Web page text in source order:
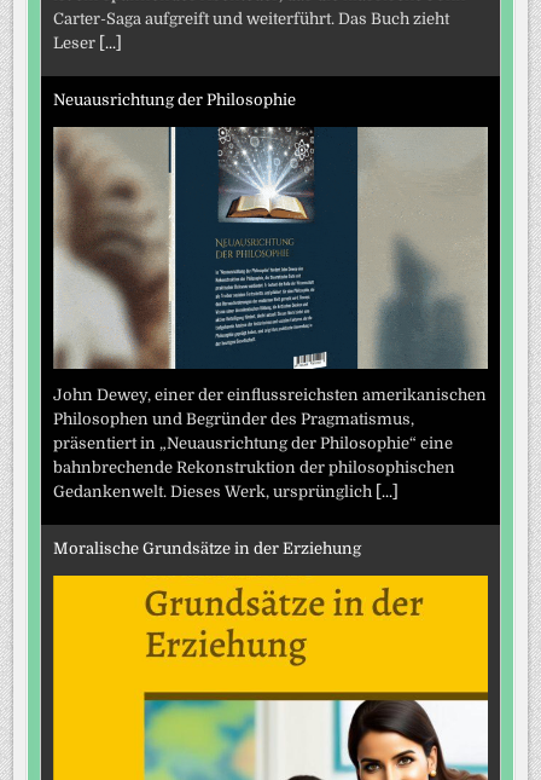
Carter-Saga aufgreift und weiterführt. Das Buch zieht
Leser [...]
Neuausrichtung der Philosophie
John Dewey, einer der einflussreichsten amerikanischen
Philosophen und Begründer des Pragmatismus,
präsentiert in „Neuausrichtung der Philosophie“ eine
bahnbrechende Rekonstruktion der philosophischen
Gedankenwelt. Dieses Werk, ursprünglich [...]
Moralische Grundsätze in der Erziehung